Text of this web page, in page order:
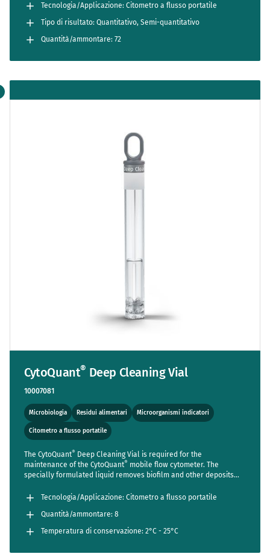
Tecnologia/Applicazione: Citometro a flusso portatile
Tipo di risultato: Quantitativo, Semi-quantitativo
Quantità/ammontare: 72
CytoQuant® Deep Cleaning Vial
10007081
Microbiologia Residui alimentari Microorganismi indicatori
Citometro a flusso portatile
The CytoQuant® Deep Cleaning Vial is required for the
maintenance of the CytoQuant® mobile flow cytometer. The
specially formulated liquid removes biofilm and other deposits
Tecnologia/Applicazione: Citometro a flusso portatile
Quantità/ammontare: 8
Temperatura di conservazione: 2°C - 25°C